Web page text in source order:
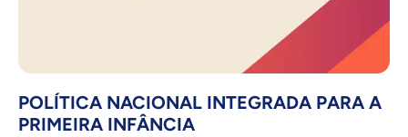
POLÍTICA NACIONAL INTEGRADA PARA A
PRIMEIRA INFÂNCIA